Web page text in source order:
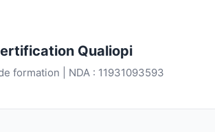
Qualiopi
formation | NDA : 11931093593